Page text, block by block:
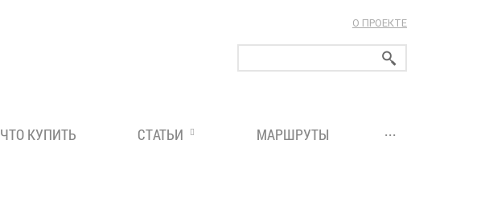
О ПРОЕКТЕ
ЧТО КУПИТЬ СТАТЬИ МАРШРУТЫ ...